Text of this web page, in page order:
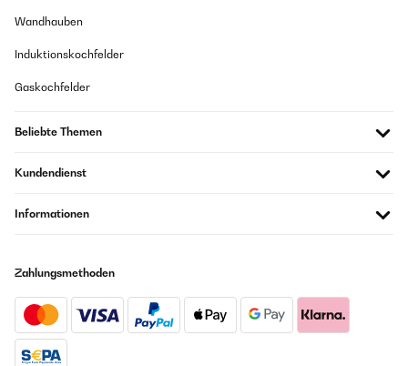
Wandhauben
Induktionskochfelder
Gaskochfelder
Beliebte Themen
Kundendienst
Informationen
Zahlungsmethoden